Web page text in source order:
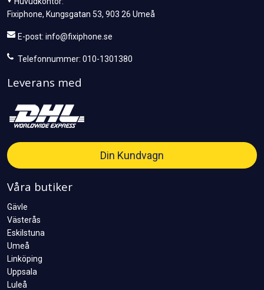
Fixiphone, Kungsgatan 53, 903 26 Umeå
E-post: info@fixiphone.se
Telefonnummer: 010-1301380
Leverans med
Din Kundvagn
Våra butiker
Gävle
Västerås
Eskilstuna
Umeå
Linköping
Uppsala
Luleå